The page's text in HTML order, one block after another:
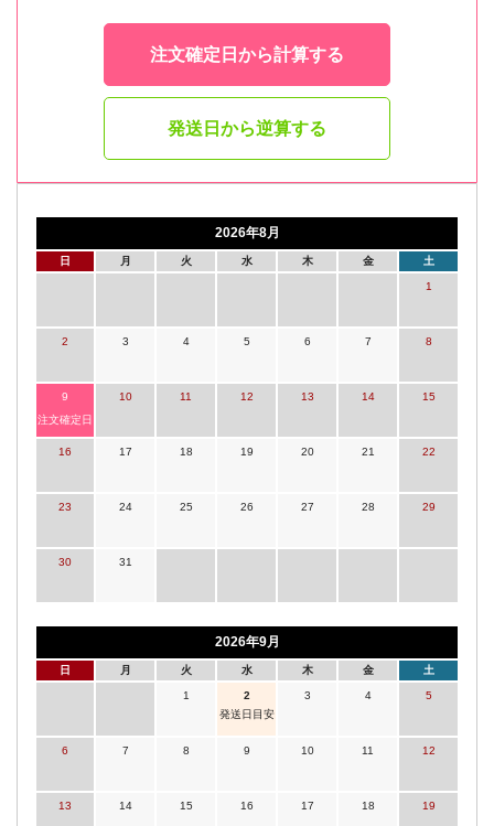
注文確定日から計算する
発送日から逆算する
2026年8月
日 月 火 水 木 金 土
1
2 3 4 5 6 7 8
9
注文確定日
10 11 12 13 14 15
16 17 18 19 20 21 22
23 24 25 26 27 28 29
30 31
2026年9月
日 月 火 水 木 金 土
1
2
発送日目安
3 4 5
6 7 8 9 10 11 12
13 14 15 16 17 18 19